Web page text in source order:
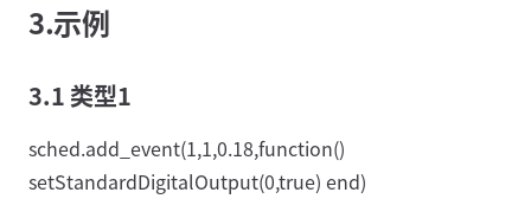
3.示例
3.1 类型1
sched.add_event(1,1,0.18,function()
setStandardDigitalOutput(0,true) end)